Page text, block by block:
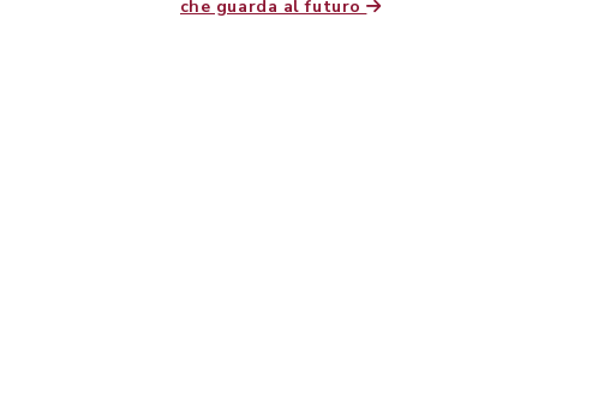
che guarda al futuro